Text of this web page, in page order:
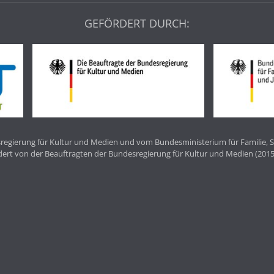
GEFÖRDERT DURCH:
für Kultur und Medien und vom Bundesministerium für Familie,
von der Beauftragten der Bundesregierung für Kultur und Medien